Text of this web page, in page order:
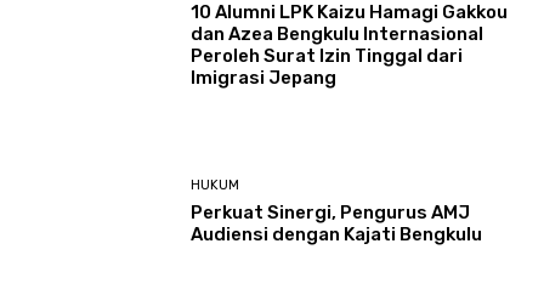
‎10 Alumni LPK Kaizu Hamagi Gakkou
dan Azea Bengkulu Internasional
Peroleh Surat Izin Tinggal dari
Imigrasi Jepang
HUKUM
Perkuat Sinergi, Pengurus AMJ
Audiensi dengan Kajati Bengkulu